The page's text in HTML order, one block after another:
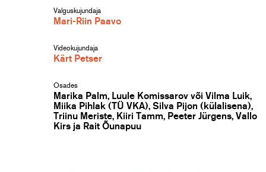
Valguskujundaja
Mari-Riin Paavo
Videokujundaja
Kärt Petser
Osades
Marika Palm, Luule Komissarov või Vilma Luik,
Miika Pihlak (TÜ VKA), Silva Pijon (külalisena),
Triinu Meriste, Kiiri Tamm, Peeter Jürgens, Vallo
Kirs ja Rait Õunapuu